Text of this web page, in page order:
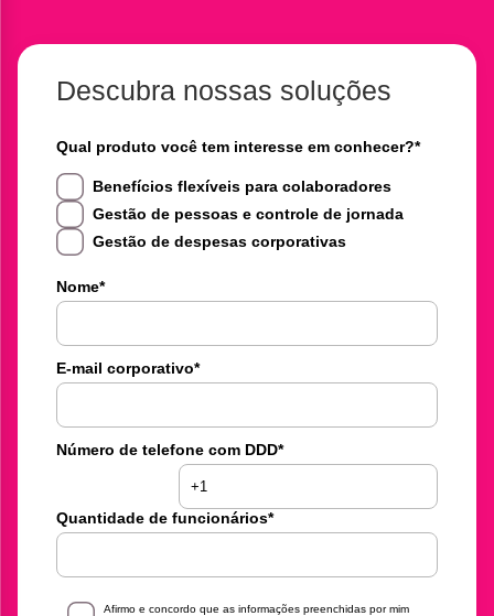
Descubra nossas soluções
Qual produto você tem interesse em conhecer?*
Benefícios flexíveis para colaboradores
Gestão de pessoas e controle de jornada
Gestão de despesas corporativas
Nome*
E-mail corporativo*
Número de telefone com DDD*
Quantidade de funcionários*
Afirmo e concordo que as informações preenchidas por mim